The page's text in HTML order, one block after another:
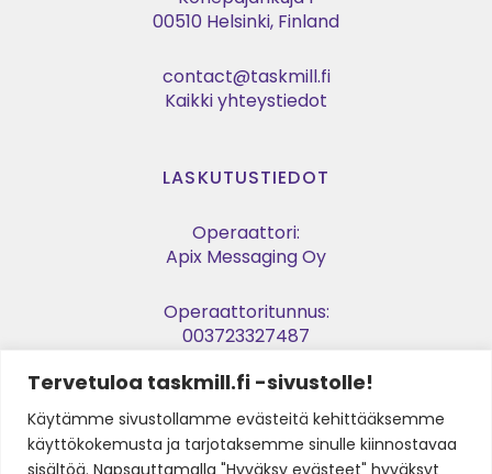
Tervetuloa taskmill.fi -sivustolle!
Käytämme sivustollamme evästeitä kehittääksemme
käyttökokemusta ja tarjotaksemme sinulle kiinnostavaa
sisältöä. Napsauttamalla "Hyväksy evästeet" hyväksyt
00510 Helsinki, Finland
contact@taskmill.fi
Kaikki yhteystiedot
LASKUTUSTIEDOT
Operaattori:
Apix Messaging Oy
Operaattoritunnus:
003723327487
Verkkolaskuosoite:
003729053974